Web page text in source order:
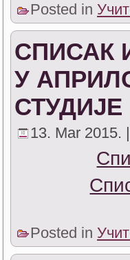
Posted in
СПИСАК
У
СТУДИЈЕ
13. Mar 2015. |
Posted in